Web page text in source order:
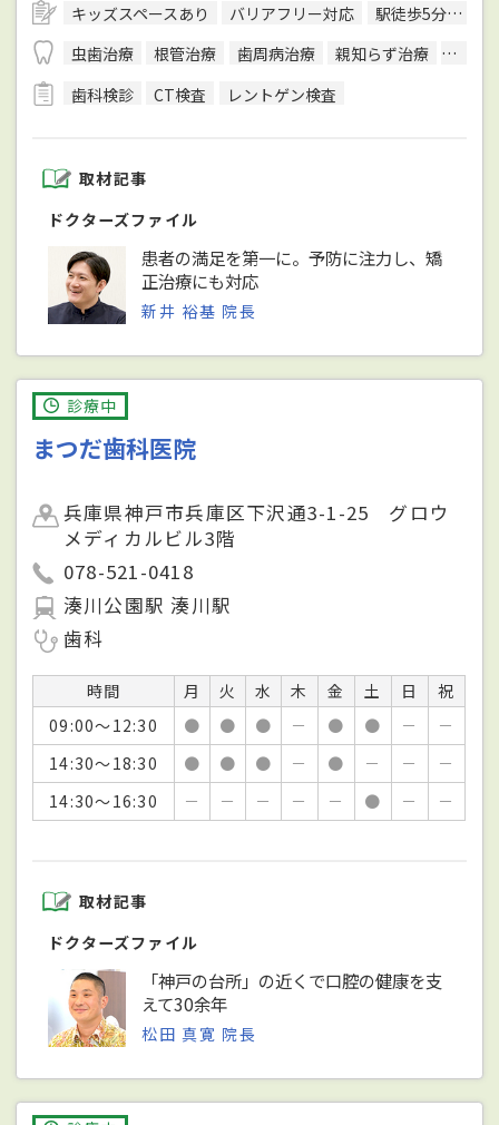
キッズスペースあり バリアフリー対応 駅徒歩5分圏内
虫歯治療
根管治療 歯周病治療 親知らず治療
顎関
歯科検診
CT検査 レントゲン検査
取材記事
ドクターズファイル
患者の満足を第一に。予防に注力し、矯
正治療にも対応
新井 裕基 院長
診療中
まつだ歯科医院
兵庫県神戸市兵庫区下沢通3-1-25 グロウ
メディカルビル3階
078-521-0418
湊川公園駅 湊川駅
歯科
時間 月 火 水 木 金 土 日
祝
09:00～12:30
● ● ● － ● ● －
－
14:30～18:30
● ● ● － ● － －
－
14:30～16:30
－ － － － － ● － －
取材記事
ドクターズファイル
「神戸の台所」の近くで口腔の健康を支
えて30余年
松田 真寛 院長